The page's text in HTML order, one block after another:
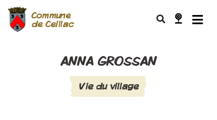
Commune
de Ceillac
ANNA GROSSAN
Vie du village